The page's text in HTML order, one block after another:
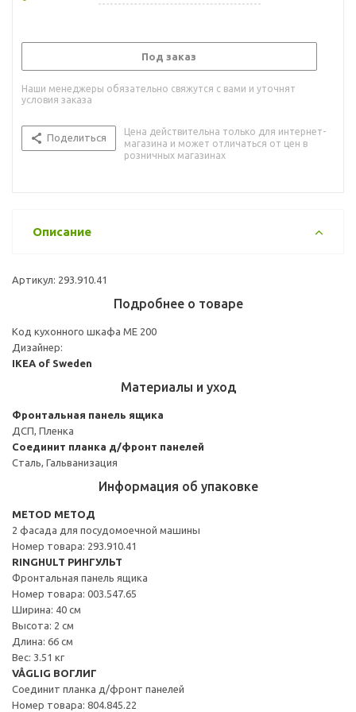
Под заказ
Наши менеджеры обязательно свяжутся с вами и уточнят
условия заказа
Поделиться
Цена действительна только для интернет-
магазина и может отличаться от цен в
розничных магазинах
Описание
Артикул: 293.910.41
Подробнее о товаре
Код кухонного шкафа ME 200
Дизайнер:
IKEA of Sweden
Материалы и уход
Фронтальная панель ящика
ДСП, Пленка
Соединит планка д/фронт панелей
Сталь, Гальванизация
Информация об упаковке
METOD МЕТОД
2 фасада для посудомоечной машины
Номер товара: 293.910.41
RINGHULT РИНГУЛЬТ
Фронтальная панель ящика
Номер товара: 003.547.65
Ширина: 40 см
Высота: 2 см
Длина: 66 см
Вес: 3.51 кг
VÅGLIG ВОГЛИГ
Соединит планка д/фронт панелей
Номер товара: 804.845.22